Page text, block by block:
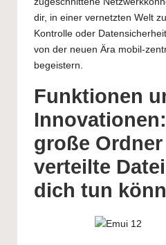
dir, in einer vernetzten Welt
Kontrolle oder
von der neuen Ära mobil-
begeistern.
Funktionen
große
verteilte
dich tun